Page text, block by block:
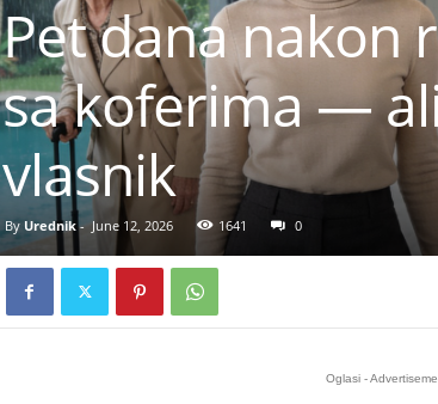
Pet dana nakon
sa koferima —
vlasnik
By Urednik- June 12, 2026 1641 0
Oglasi -